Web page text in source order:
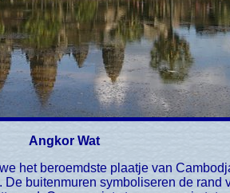
Angkor Wat
buitenmuren symboliseren de rand